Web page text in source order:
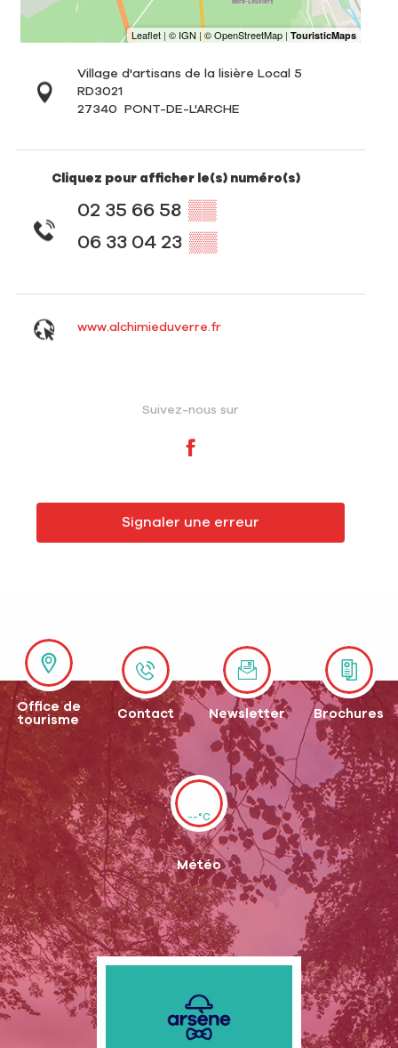
Village d'artisans de la lisière Local 5
RD3021
27340
PONT-DE-L'ARCHE
Cliquez pour afficher le(s) numéro(s)
02 35 66 58 ▒▒
06 33 04 23 ▒▒
www.alchimieduverre.fr
Suivez-nous sur
Signaler une erreur
Office de
tourisme
Contact Newsletter Brochures
--°C
Météo